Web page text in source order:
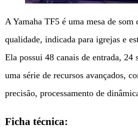
A Yamaha TF5 é uma mesa de som
qualidade, indicada para igrejas e
Ela possui 48 canais de entrada, 24
uma série de recursos avançados,
precisão, processamento de
Ficha técnica: